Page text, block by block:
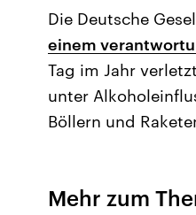
Die Deutsche
einem
Tag im Jahr
unter
Böllern und
Mehr zum